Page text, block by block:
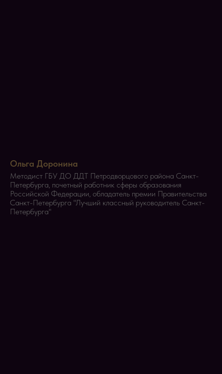
Ольга Доронина
Методист ГБУ ДО ДДТ Петродворцового района Санкт-
Петербурга, почетный работник сферы образования
Российской Федерации, обладатель премии Правительства
Санкт-Петербурга "Лучший классный руководитель Санкт-
Петербурга"